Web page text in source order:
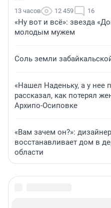
13 часов 12 459 16
«Ну вот и всё»: звезда
молодым мужем
Соль земли
«Нашел Наденьку, а у нее
рассказал, как потерял
Архипо-Осиповке
«Вам зачем он?»:
восстанавливает дом в
области